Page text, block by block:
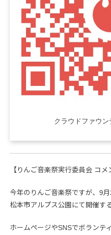
クラウドファウン
【りんご音楽祭実行委員会 コメ
今年のりんご音楽祭ですが、9
松本市アルプス公園にて開催す
ホームページやSNSでボランテ